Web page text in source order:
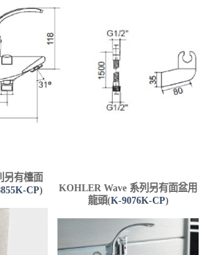
另有檯面
CP)
KOHLER Wave 系列另有面盆用
龍頭(K-9076K-CP)